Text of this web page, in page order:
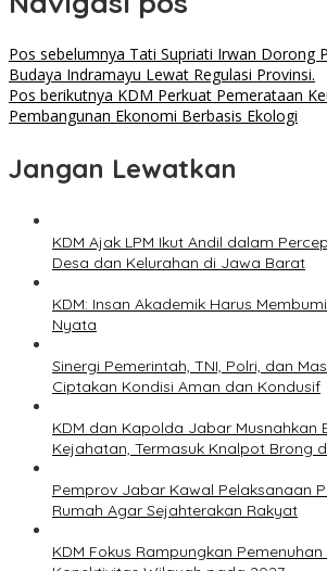
Pos sebelumnya Tati Supriati Irwan Dorong
Budaya Indramayu Lewat Regulasi Provinsi.
Pos berikutnya KDM Perkuat Pemerataan
Pembangunan Ekonomi Berbasis Ekologi
Jangan Lewatkan
KDM Ajak LPM Ikut Andil dalam
Desa dan Kelurahan di Jawa Barat
KDM: Insan Akademik Harus
Nyata
Sinergi Pemerintah, TNI, Polri, dan
Ciptakan Kondisi Aman dan Kondusif
KDM dan Kapolda Jabar Musnahkan
Kejahatan, Termasuk Knalpot Brong
Pemprov Jabar Kawal Pelaksanaan
Rumah Agar Sejahterakan Rakyat
KDM Fokus Rampungkan